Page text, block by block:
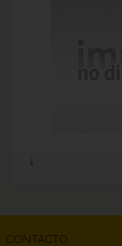
CONTACTO